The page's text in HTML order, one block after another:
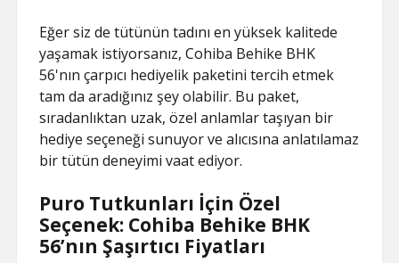
Eğer siz de tütünün tadını en yüksek kalitede
yaşamak istiyorsanız, Cohiba Behike BHK
56'nın çarpıcı hediyelik paketini tercih etmek
tam da aradığınız şey olabilir. Bu paket,
sıradanlıktan uzak, özel anlamlar taşıyan bir
hediye seçeneği sunuyor ve alıcısına anlatılamaz
bir tütün deneyimi vaat ediyor.
Puro Tutkunları İçin Özel
Seçenek: Cohiba Behike BHK
56’nın Şaşırtıcı Fiyatları